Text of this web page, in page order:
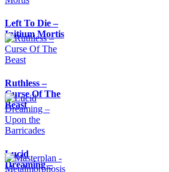
Left To Die –
Initium Mortis
Ruthless –
Curse Of The
Beast
Lucid
Dreaming –